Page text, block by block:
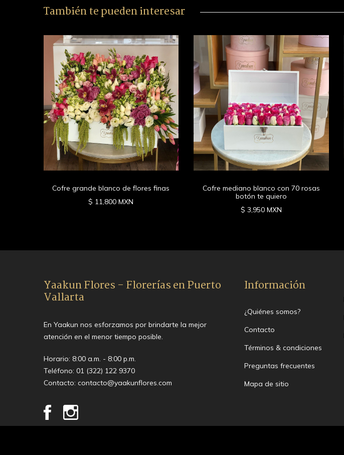
También te pueden interesar
Cofre grande blanco de flores finas
$ 11,800 MXN
Cofre mediano blanco con 70 rosas
botón te quiero
$ 3,950 MXN
Yaakun Flores - Florerías en Puerto
Vallarta
En Yaakun nos esforzamos por brindarte la mejor
atención en el menor tiempo posible.
Horario: 8:00 a.m. - 8:00 p.m.
Teléfono: 01 (322) 122 9370
Contacto: contacto@yaakunflores.com
Información
¿Quiénes somos?
Contacto
Términos & condiciones
Preguntas frecuentes
Mapa de sitio